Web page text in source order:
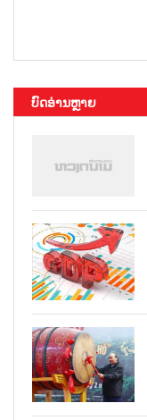
ບົດອ່ານຫຼາຍ